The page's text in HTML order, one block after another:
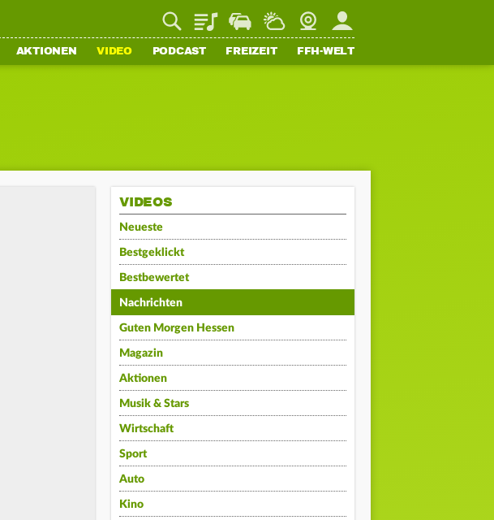
PlaylistStaupilotWetterWebcamMein FFH
AKTIONEN VIDEO PODCAST FREIZEIT FFH-WELT
VIDEOS
Neueste
Bestgeklickt
Bestbewertet
Nachrichten
Guten Morgen Hessen
Magazin
Aktionen
Musik & Stars
Wirtschaft
Sport
Auto
Kino